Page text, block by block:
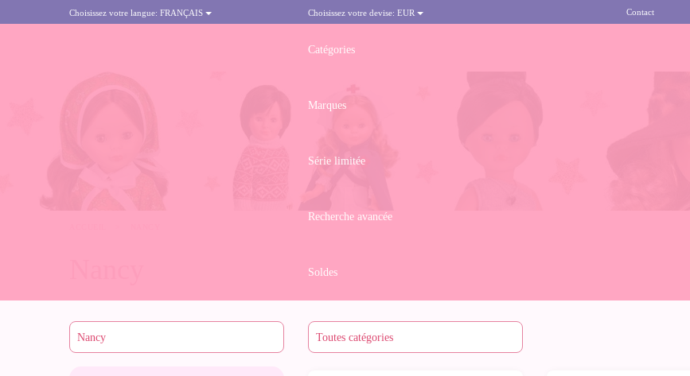
Choisissez votre langue: FRANÇAIS Choisissez votre devise: EUR Contact
Catégories
Marques
Série limitée
Recherche avancée
Soldes